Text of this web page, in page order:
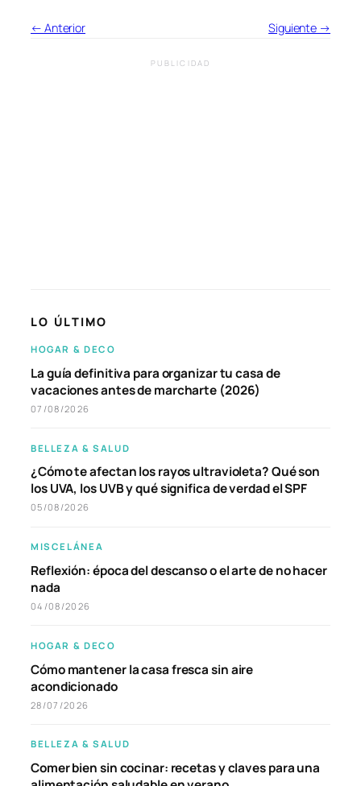
← Anterior Siguiente →
PUBLICIDAD
LO ÚLTIMO
HOGAR & DECO
La guía definitiva para organizar tu casa de
vacaciones antes de marcharte (2026)
07/08/2026
BELLEZA & SALUD
¿Cómo te afectan los rayos ultravioleta? Qué son
los UVA, los UVB y qué significa de verdad el SPF
05/08/2026
MISCELÁNEA
Reflexión: época del descanso o el arte de no hacer
nada
04/08/2026
HOGAR & DECO
Cómo mantener la casa fresca sin aire
acondicionado
28/07/2026
BELLEZA & SALUD
Comer bien sin cocinar: recetas y claves para una